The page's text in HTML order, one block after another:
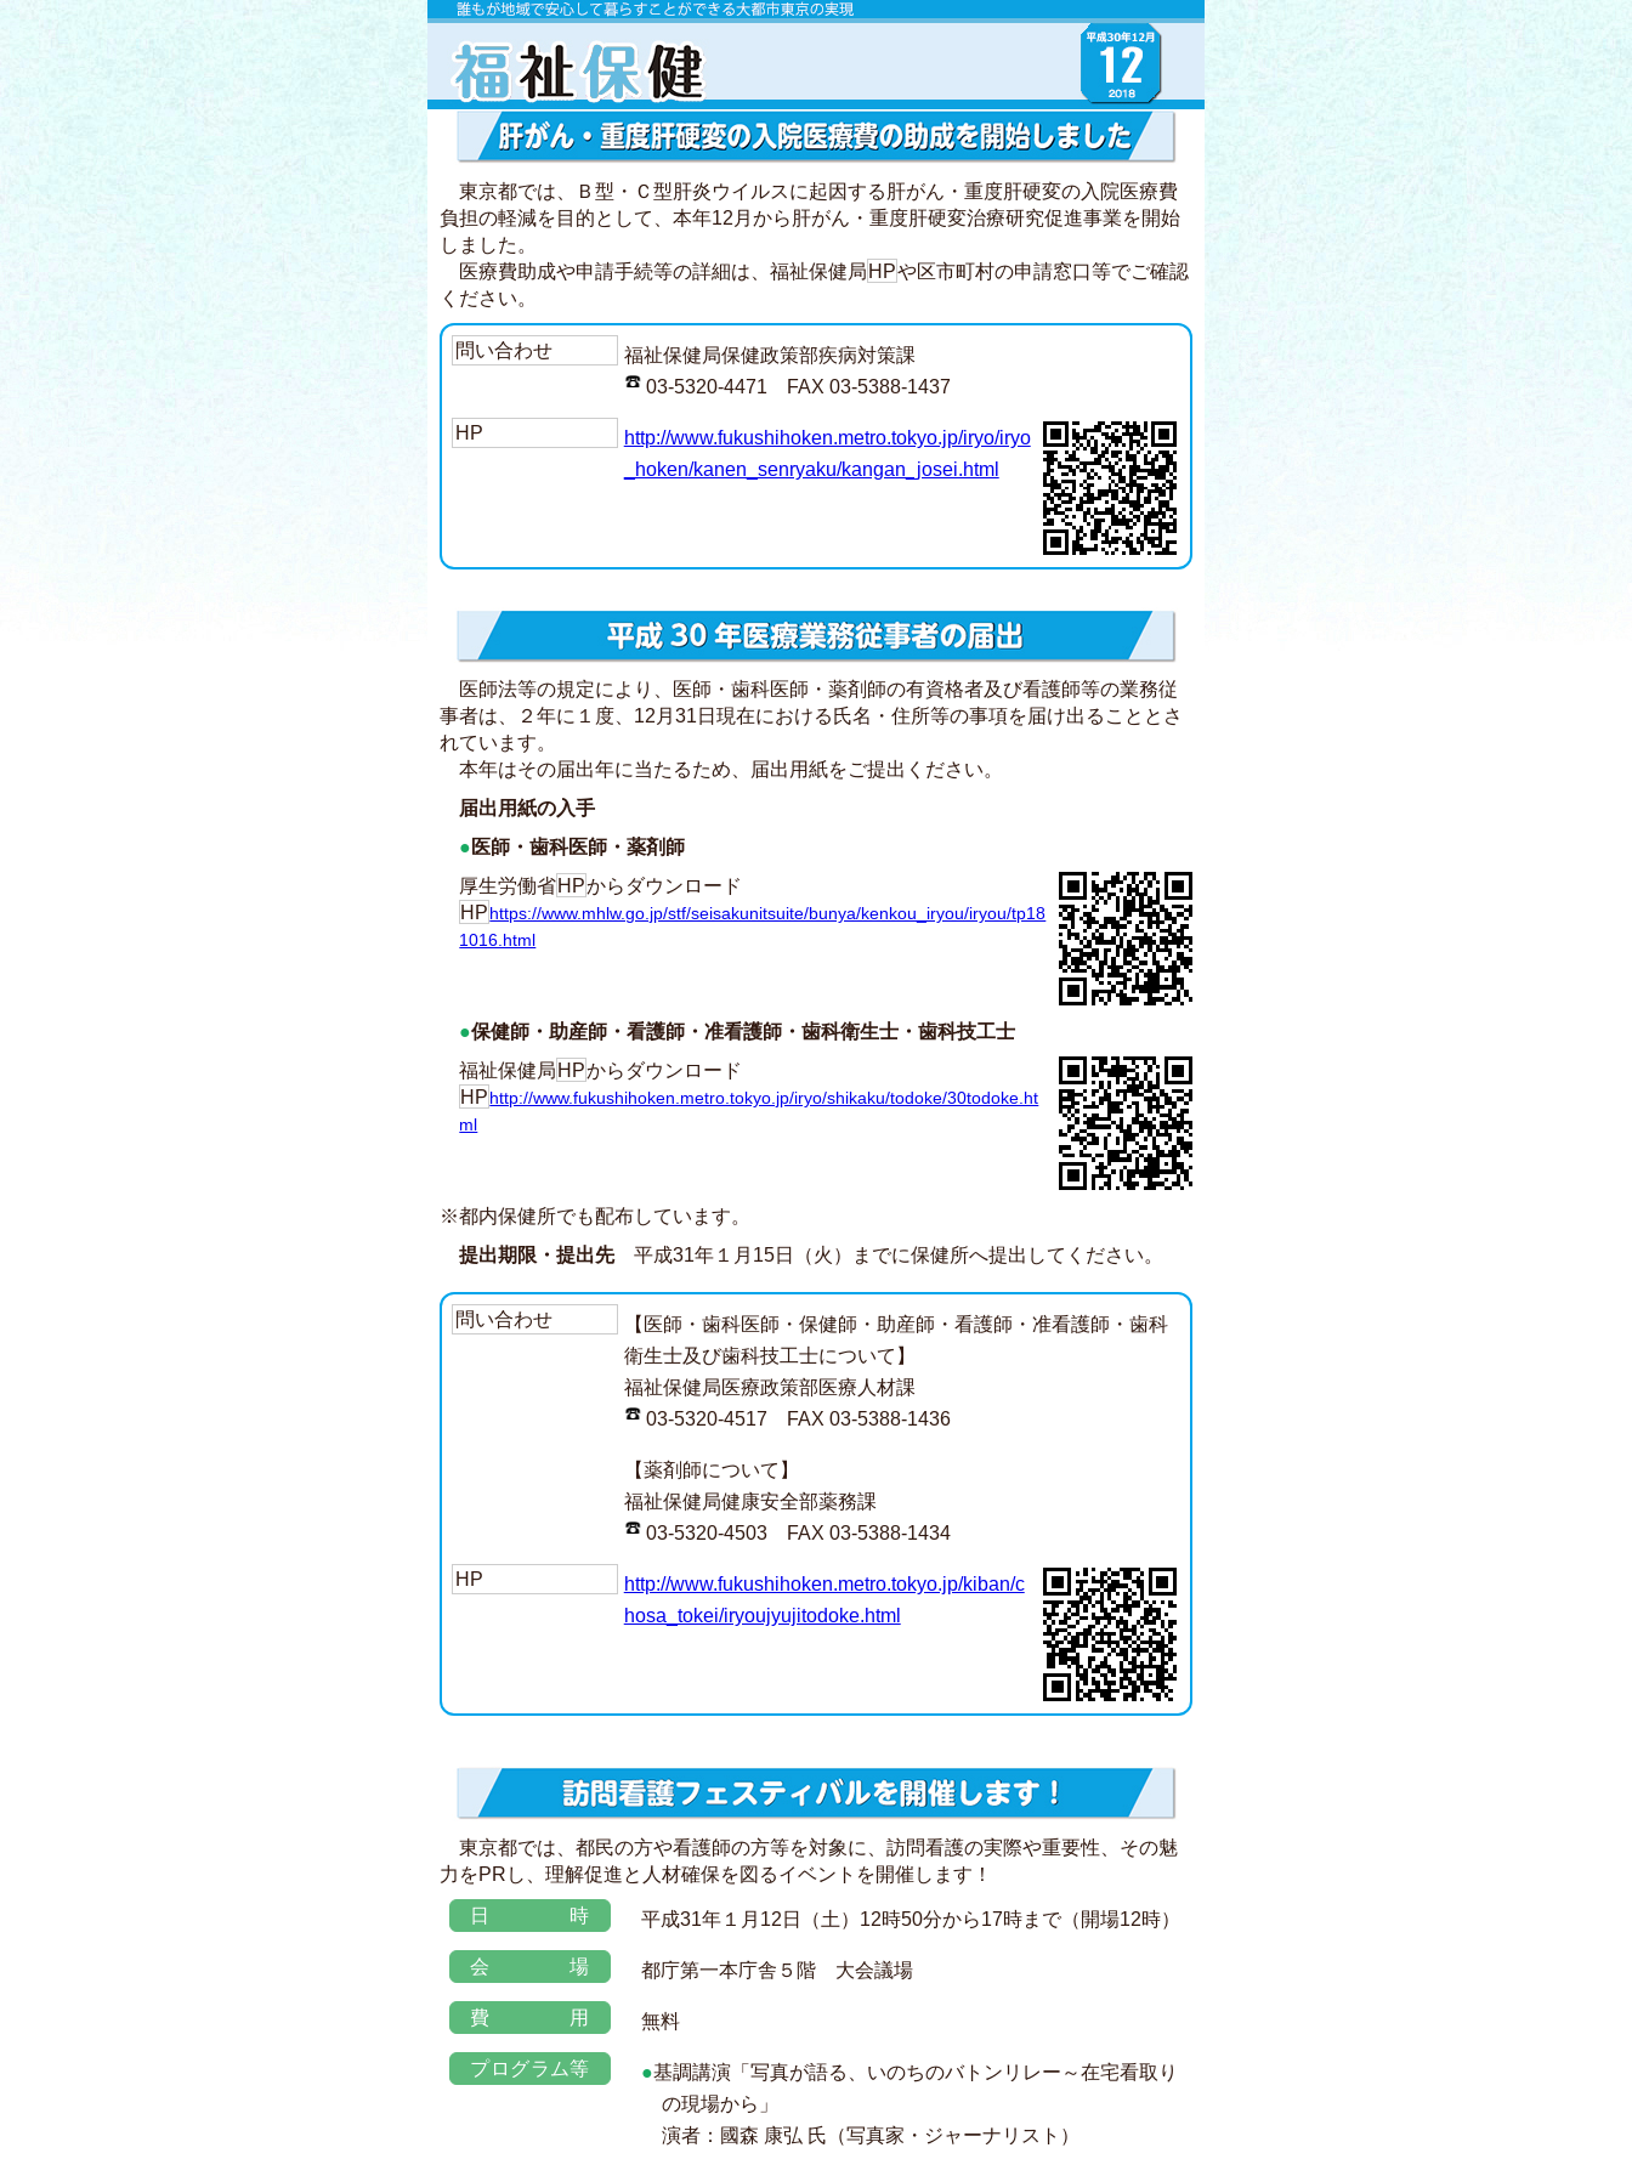
東京都では、Ｂ型・Ｃ型肝炎ウイルスに起因する肝がん・重度肝硬変の入院医療費
負担の軽減を目的として、本年12月から肝がん・重度肝硬変治療研究促進事業を開始
しました。
医療費助成や申請手続等の詳細は、福祉保健局HPや区市町村の申請窓口等でご確認
ください。
問い合わせ
福祉保健局保健政策部疾病対策課
03-5320-4471 FAX 03-5388-1437
HP
http://www.fukushihoken.metro.tokyo.jp/iryo/iryo
_hoken/kanen_senryaku/kangan_josei.html
医師法等の規定により、医師・歯科医師・薬剤師の有資格者及び看護師等の業務従
事者は、２年に１度、12月31日現在における氏名・住所等の事項を届け出ることとさ
れています。
本年はその届出年に当たるため、届出用紙をご提出ください。
届出用紙の入手
●医師・歯科医師・薬剤師
厚生労働省HPからダウンロード
HP https://www.mhlw.go.jp/stf/seisakunitsuite/bunya/kenkou_iryou/iryou/tp18
1016.html
●保健師・助産師・看護師・准看護師・歯科衛生士・歯科技工士
福祉保健局HPからダウンロード
HP http://www.fukushihoken.metro.tokyo.jp/iryo/shikaku/todoke/30todoke.ht
ml
※都内保健所でも配布しています。
提出期限・提出先平成31年１月15日（火）までに保健所へ提出してください。
問い合わせ
【医師・歯科医師・保健師・助産師・看護師・准看護師・歯科
衛生士及び歯科技工士について】
福祉保健局医療政策部医療人材課
03-5320-4517 FAX 03-5388-1436
【薬剤師について】
福祉保健局健康安全部薬務課
03-5320-4503 FAX 03-5388-1434
HP
http://www.fukushihoken.metro.tokyo.jp/kiban/c
hosa_tokei/iryoujyujitodoke.html
東京都では、都民の方や看護師の方等を対象に、訪問看護の実際や重要性、その魅
力をPRし、理解促進と人材確保を図るイベントを開催します！
日時
平成31年１月12日（土）12時50分から17時まで（開場12時）
会場 都庁第一本庁舎５階 大会議場
費用 無料
プログラム等 ●基調講演「写真が語る、いのちのバトンリレー～在宅看取り
の現場から」
演者：國森 康弘 氏（写真家・ジャーナリスト）